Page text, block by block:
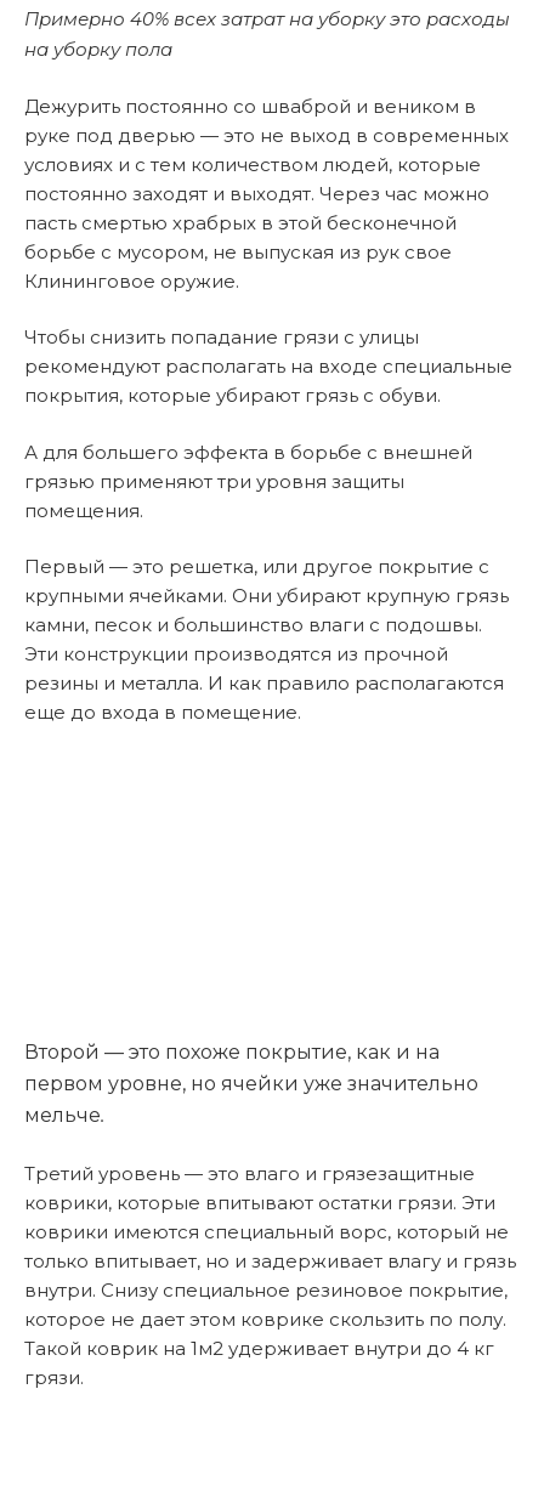
Примерно 40% всех затрат на уборку это расходы
на уборку пола
Дежурить постоянно со шваброй и веником в
руке под дверью — это не выход в современных
условиях и с тем количеством людей, которые
постоянно заходят и выходят. Через час можно
пасть смертью храбрых в этой бесконечной
борьбе с мусором, не выпуская из рук свое
Клининговое оружие.
Чтобы снизить попадание грязи с улицы
рекомендуют располагать на входе специальные
покрытия, которые убирают грязь с обуви.
А для большего эффекта в борьбе с внешней
грязью применяют три уровня защиты
помещения.
Первый — это решетка, или другое покрытие с
крупными ячейками. Они убирают крупную грязь
камни, песок и большинство влаги с подошвы.
Эти конструкции производятся из прочной
резины и металла. И как правило располагаются
еще до входа в помещение.
Второй — это похоже покрытие, как и на
первом уровне, но ячейки уже значительно
мельче.
Третий уровень — это влаго и грязезащитные
коврики, которые впитывают остатки грязи. Эти
коврики имеются специальный ворс, который не
только впитывает, но и задерживает влагу и грязь
внутри. Снизу специальное резиновое покрытие,
которое не дает этом коврике скользить по полу.
Такой коврик на 1м2 удерживает внутри до 4 кг
грязи.